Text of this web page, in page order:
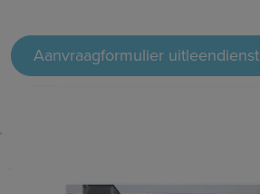
Aanvraagformulier uitleendienst